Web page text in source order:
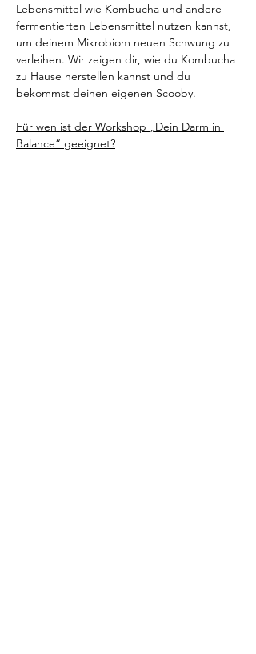
Lebensmittel wie Kombucha und andere
fermentierten Lebensmittel nutzen kannst,
um deinem Mikrobiom neuen Schwung zu
verleihen. Wir zeigen dir, wie du Kombucha
zu Hause herstellen kannst und du
bekommst deinen eigenen Scooby.
Für wen ist der Workshop „Dein Darm in
Balance“ geeignet?